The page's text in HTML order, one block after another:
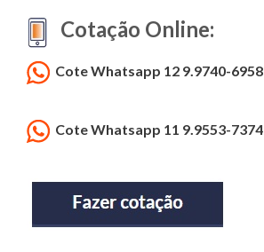
Cotação Online:
Cote Whatsapp 12 9.9740-6958
Cote Whatsapp 11 9.9553-7374